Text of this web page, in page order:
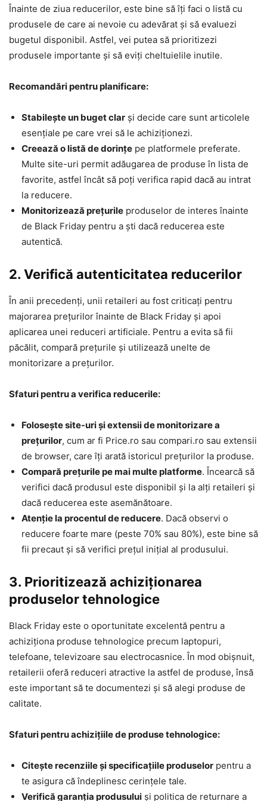
Înainte de ziua reducerilor, este bine să îți faci o listă cu
produsele de care ai nevoie cu adevărat și să evaluezi
bugetul disponibil. Astfel, vei putea să prioritizezi
produsele importante și să eviți cheltuielile inutile.
Recomandări pentru planificare:
Stabilește un buget clar și decide care sunt articolele
esențiale pe care vrei să le achiziționezi.
Creează o listă de dorințe pe platformele preferate.
Multe site-uri permit adăugarea de produse în lista de
favorite, astfel încât să poți verifica rapid dacă au intrat
la reducere.
Monitorizează prețurile produselor de interes înainte
de Black Friday pentru a ști dacă reducerea este
autentică.
2. Verifică autenticitatea reducerilor
În anii precedenți, unii retaileri au fost criticați pentru
majorarea prețurilor înainte de Black Friday și apoi
aplicarea unei reduceri artificiale. Pentru a evita să fii
păcălit, compară prețurile și utilizează unelte de
monitorizare a prețurilor.
Sfaturi pentru a verifica reducerile:
Folosește site-uri și extensii de monitorizare a
prețurilor, cum ar fi Price.ro sau compari.ro sau extensii
de browser, care îți arată istoricul prețurilor la produse.
Compară prețurile pe mai multe platforme. Încearcă să
verifici dacă produsul este disponibil și la alți retaileri și
dacă reducerea este asemănătoare.
Atenție la procentul de reducere. Dacă observi o
reducere foarte mare (peste 70% sau 80%), este bine să
fii precaut și să verifici prețul inițial al produsului.
3. Prioritizează achiziționarea
produselor tehnologice
Black Friday este o oportunitate excelentă pentru a
achiziționa produse tehnologice precum laptopuri,
telefoane, televizoare sau electrocasnice. În mod obișnuit,
retailerii oferă reduceri atractive la astfel de produse, însă
este important să te documentezi și să alegi produse de
calitate.
Sfaturi pentru achizițiile de produse tehnologice:
Citește recenziile și specificațiile produselor pentru a
te asigura că îndeplinesc cerințele tale.
Verifică garanția produsului și politica de returnare a